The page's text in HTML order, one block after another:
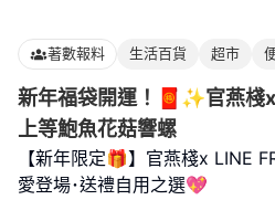
著數報料 生活百貨 超市
新年福袋開運！🧧✨官燕棧
上等鮑魚花菇響螺
【新年限定🎁】官燕棧x LINE
愛登場･送禮自用之選💖